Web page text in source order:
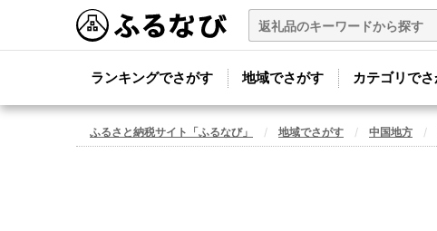
ランキングでさがす 地域でさがす カテゴリで
ふるさと納税サイト「ふるなび」 地域でさがす 中国地方